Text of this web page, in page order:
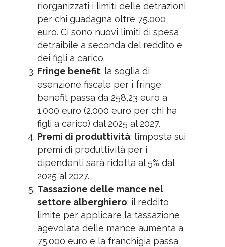
riorganizzati i limiti delle detrazioni
per chi guadagna oltre 75.000
euro. Ci sono nuovi limiti di spesa
detraibile a seconda del reddito e
dei figli a carico.
Fringe benefit: la soglia di
esenzione fiscale per i fringe
benefit passa da 258,23 euro a
1.000 euro (2.000 euro per chi ha
figli a carico) dal 2025 al 2027.
Premi di produttività: l’imposta sui
premi di produttività per i
dipendenti sarà ridotta al 5% dal
2025 al 2027.
Tassazione delle mance nel
settore alberghiero: il reddito
limite per applicare la tassazione
agevolata delle mance aumenta a
75.000 euro e la franchigia passa